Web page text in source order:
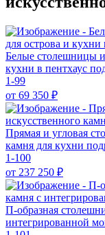
Белые столешницы
кухни в пентхаус
1-99
от 69 350 ₽
Прямая и угловая
камня для кухни
1-100
от 237 250 ₽
П-образная
интегрированной